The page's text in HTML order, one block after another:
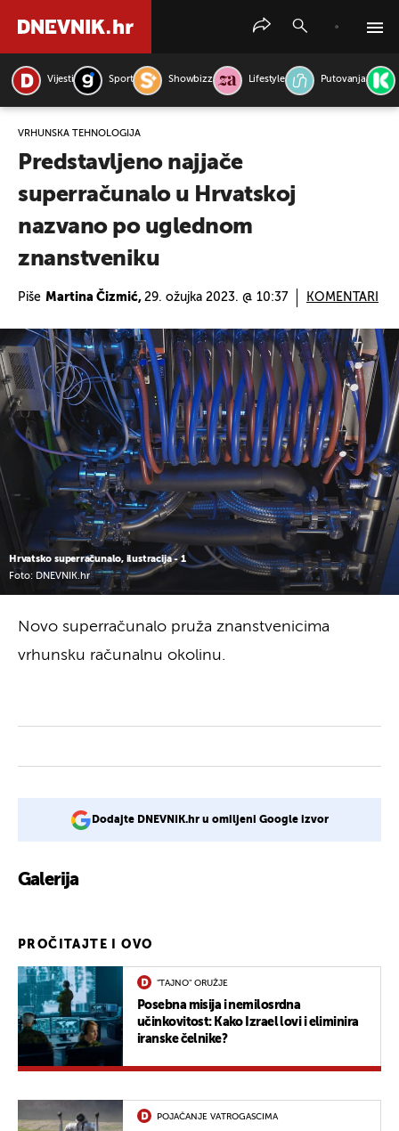
Vijesti Sport Showbizz Lifestyle Putovanja
VRHUNSKA TEHNOLOGIJA
Predstavljeno najjače
superračunalo u Hrvatskoj
nazvano po uglednom
znanstveniku
Piše Martina Čizmić, 29. ožujka 2023. @ 10:37 KOMENTARI
Hrvatsko superračunalo, ilustracija - 1
Foto: DNEVNIK.hr
Novo superračunalo pruža znanstvenicima
vrhunsku računalnu okolinu.
Dodajte DNEVNIK.hr u omiljeni Google izvor
Galerija
PROČITAJTE I OVO
"TAJNO" ORUŽJE
Posebna misija i nemilosrdna
učinkovitost: Kako Izrael lovi i eliminira
iranske čelnike?
POJAČANJE VATROGASCIMA
PRETRAŽITE VIJESTI